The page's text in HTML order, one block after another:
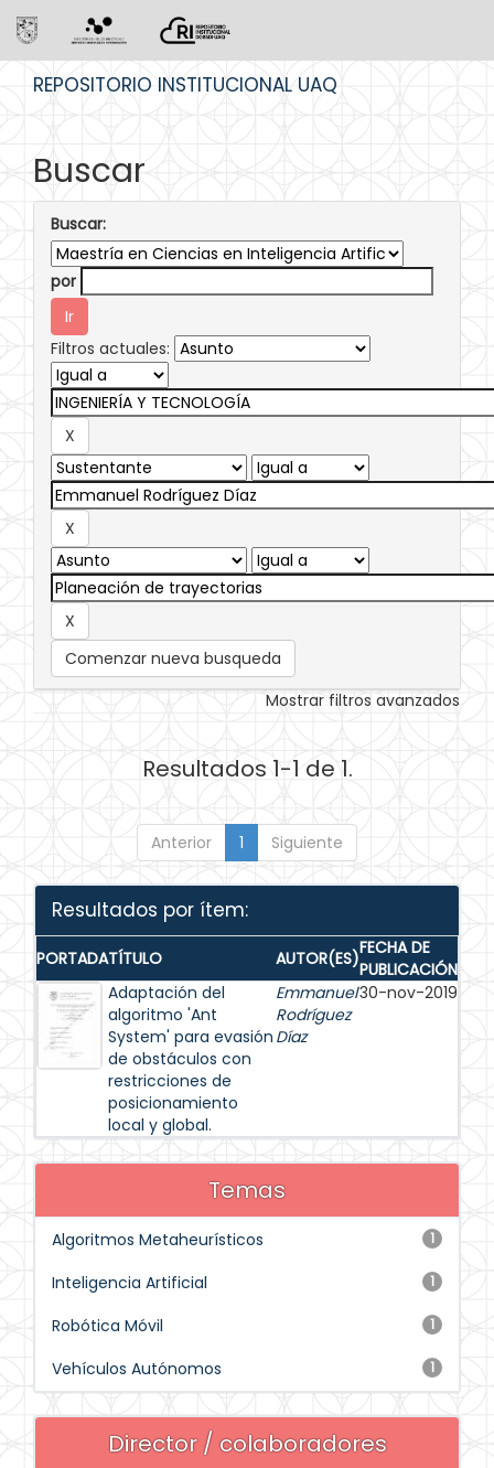
REPOSITORIO INSTITUCIONAL UAQ
Buscar
Buscar:
por
Filtros actuales:
Comenzar nueva busqueda
Mostrar filtros avanzados
Resultados 1-1 de 1.
Anterior 1 Siguiente
Resultados por ítem:
PORTADATÍTULO AUTOR(ES)FECHA DE
PUBLICACIÓN
Adaptación del
algoritmo 'Ant
System' para evasión
de obstáculos con
restricciones de
posicionamiento
local y global.
Emmanuel
Rodríguez
Díaz
30-nov-2019
Temas
1
Algoritmos Metaheurísticos
1
Inteligencia Artificial
1
Robótica Móvil
1
Vehículos Autónomos
Director / colaboradores